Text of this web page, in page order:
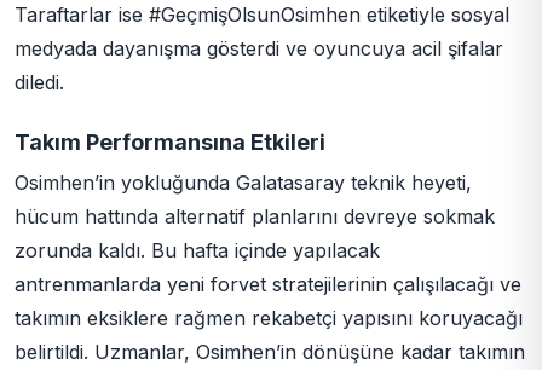
Taraftarlar ise #GeçmişOlsunOsimhen etiketiyle sosyal
medyada dayanışma gösterdi ve oyuncuya acil şifalar
diledi.
Takım Performansına Etkileri
Osimhen’in yokluğunda Galatasaray teknik heyeti,
hücum hattında alternatif planlarını devreye sokmak
zorunda kaldı. Bu hafta içinde yapılacak
antrenmanlarda yeni forvet stratejilerinin çalışılacağı ve
takımın eksiklere rağmen rekabetçi yapısını koruyacağı
belirtildi. Uzmanlar, Osimhen’in dönüşüne kadar takımın